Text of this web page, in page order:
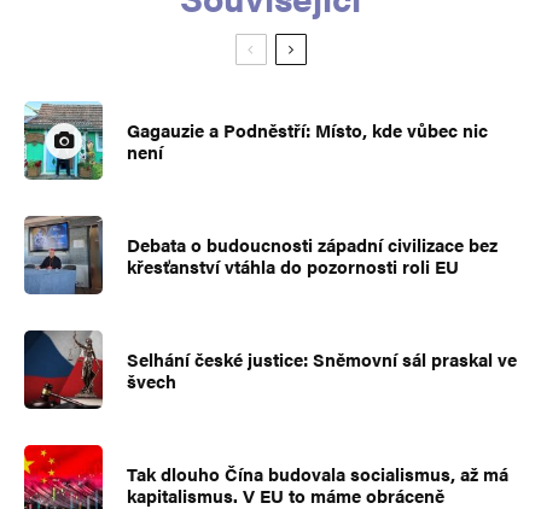
Gagauzie a Podněstří: Místo, kde vůbec nic
není
Debata o budoucnosti západní civilizace bez
křesťanství vtáhla do pozornosti roli EU
Selhání české justice: Sněmovní sál praskal ve
švech
Tak dlouho Čína budovala socialismus, až má
kapitalismus. V EU to máme obráceně